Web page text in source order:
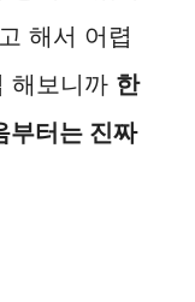
해서 어렵
해보니까 한
부터는 진짜